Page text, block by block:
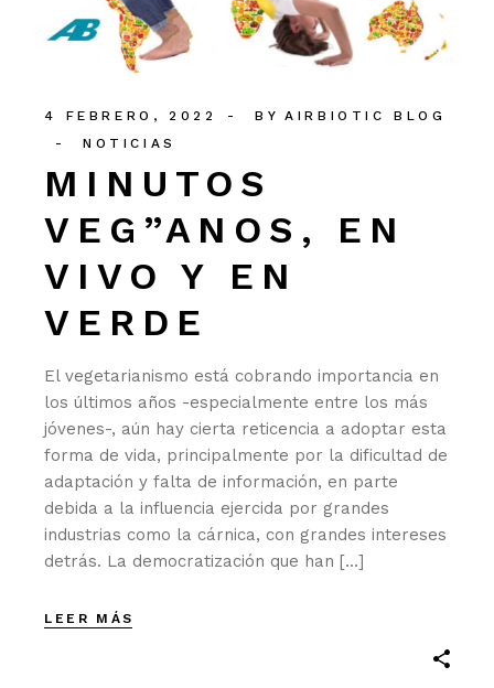
4 FEBRERO, 2022 BY AIRBIOTIC BLOG
NOTICIAS
MINUTOS
VEG”ANOS, EN
VIVO Y EN
VERDE
El vegetarianismo está cobrando importancia en
los últimos años -especialmente entre los más
jóvenes-, aún hay cierta reticencia a adoptar esta
forma de vida, principalmente por la dificultad de
adaptación y falta de información, en parte
debida a la influencia ejercida por grandes
industrias como la cárnica, con grandes intereses
detrás. La democratización que han […]
LEER MÁS